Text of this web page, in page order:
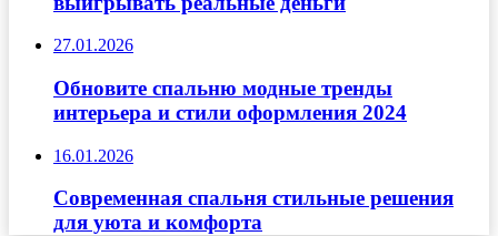
27.01.2026
Обновите спальню модные тренды
интерьера и стили оформления 2024
16.01.2026
Современная спальня стильные решения
для уюта и комфорта